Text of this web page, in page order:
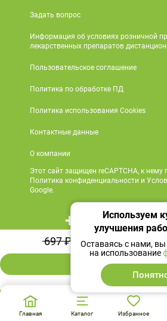
697 ₽ 593 ₽
В корзину
Задать вопрос
Информация об условиях розничной
лекарственных препаратов
Пользовательское соглашение
Политика по обработке ПД
Политика использования Cookies
Контактные данные
О компании
Этот сайт защищен reCAPTCHA, к нему
Политика конфиденциальности и
Google.
+7 495 419
Мы в социальных
Главная Каталог Избранное
Используем
улучшения
Оставаясь с нами, вы
на использование